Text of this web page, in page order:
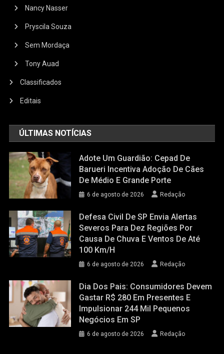
Nancy Nasser
Pryscila Souza
Sem Mordaça
Tony Auad
Classificados
Editais
ÚLTIMAS NOTÍCIAS
Adote Um Guardião: Cepad De
Barueri Incentiva Adoção De Cães
De Médio E Grande Porte
6 de agosto de 2026 Redação
Defesa Civil De SP Envia Alertas
Severos Para Dez Regiões Por
Causa De Chuva E Ventos De Até
100 Km/h
6 de agosto de 2026 Redação
Dia Dos Pais: Consumidores Devem
Gastar R$ 280 Em Presentes E
Impulsionar 244 Mil Pequenos
Negócios Em SP
6 de agosto de 2026 Redação